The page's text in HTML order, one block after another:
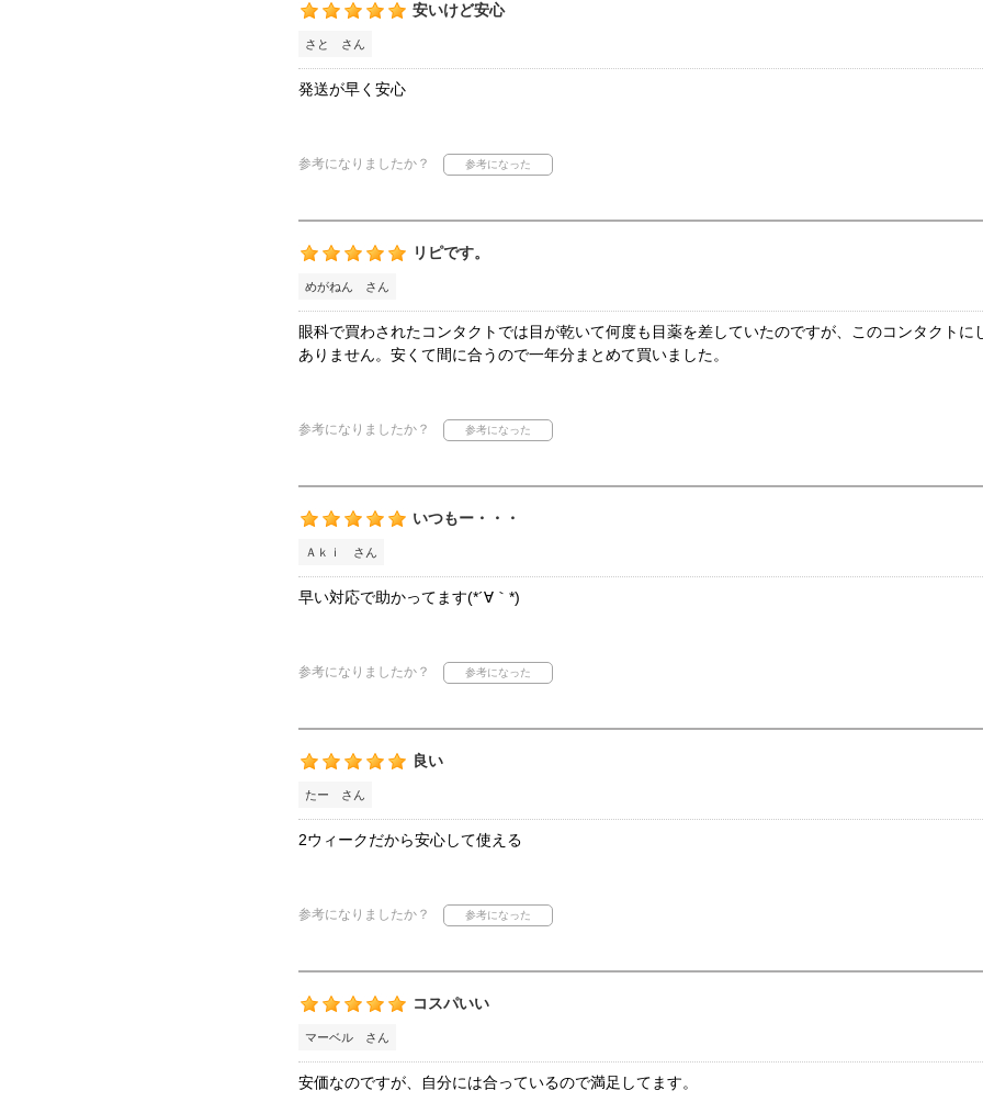
安いけど安心
さと さん
発送が早く安心
参考になりましたか？
リピです。
めがねん さん
眼科で買わされたコンタクトでは目が乾いて何度も目薬を差していたのですが、このコンタクトに
ありません。安くて間に合うので一年分まとめて買いました。
参考になりましたか？
いつもー・・・
Ａｋｉ さん
早い対応で助かってます(*´∀｀*)
参考になりましたか？
良い
たー さん
2ウィークだから安心して使える
参考になりましたか？
コスパいい
マーベル さん
安価なのですが、自分には合っているので満足してます。